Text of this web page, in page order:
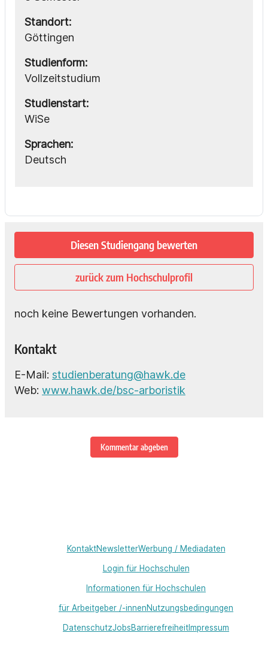
Standort:
Göttingen
Studienform:
Vollzeitstudium
Studienstart:
WiSe
Sprachen:
Deutsch
Diesen Studiengang bewerten
zurück zum Hochschulprofil
noch keine Bewertungen vorhanden.
Kontakt
E-Mail: studienberatung@hawk.de
Web: www.hawk.de/bsc-arboristik
Kommentar abgeben
KontaktNewsletterWerbung / Mediadaten
Login für Hochschulen
Informationen für Hochschulen
für Arbeitgeber /-innenNutzungsbedingungen
DatenschutzJobsBarrierefreiheitImpressum